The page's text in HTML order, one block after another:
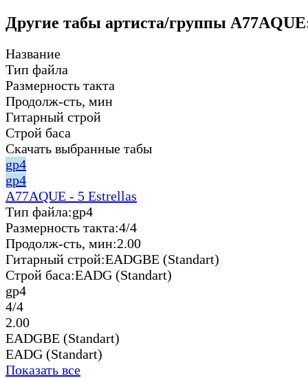
Другие табы артиста/группы
Название
Тип файла
Размерность такта
Продолж-сть, мин
Гитарный строй
Строй баса
Скачать выбранные табы
gp4
gp4
A77AQUE - 5 Estrellas
Тип файла:gp4
Размерность такта:4/4
Продолж-сть, мин:2.00
Гитарный строй:EADGBE (Standart)
Строй баса:EADG (Standart)
gp4
4/4
2.00
EADGBE (Standart)
EADG (Standart)
Показать все